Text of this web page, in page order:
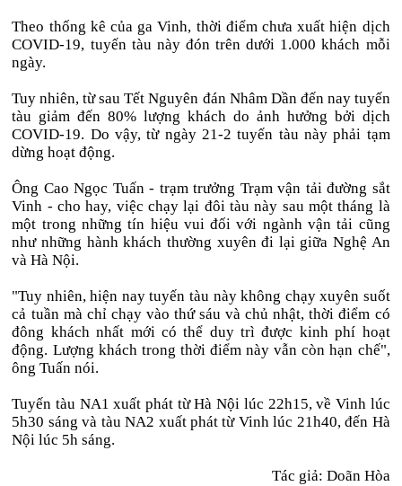
Theo thống kê của ga Vinh, thời điểm chưa xuất hiện dịch
COVID-19, tuyến tàu này đón trên dưới 1.000 khách mỗi
ngày.
Tuy nhiên, từ sau Tết Nguyên đán Nhâm Dần đến nay tuyến
tàu giảm đến 80% lượng khách do ảnh hưởng bởi dịch
COVID-19. Do vậy, từ ngày 21-2 tuyến tàu này phải tạm
dừng hoạt động.
Ông Cao Ngọc Tuấn - trạm trưởng Trạm vận tải đường sắt
Vinh - cho hay, việc chạy lại đôi tàu này sau một tháng là
một trong những tín hiệu vui đối với ngành vận tải cũng
như những hành khách thường xuyên đi lại giữa Nghệ An
và Hà Nội.
"Tuy nhiên, hiện nay tuyến tàu này không chạy xuyên suốt
cả tuần mà chỉ chạy vào thứ sáu và chủ nhật, thời điểm có
đông khách nhất mới có thể duy trì được kinh phí hoạt
động. Lượng khách trong thời điểm này vẫn còn hạn chế",
ông Tuấn nói.
Tuyến tàu NA1 xuất phát từ Hà Nội lúc 22h15, về Vinh lúc
5h30 sáng và tàu NA2 xuất phát từ Vinh lúc 21h40, đến Hà
Nội lúc 5h sáng.
Tác giả: Doãn Hòa